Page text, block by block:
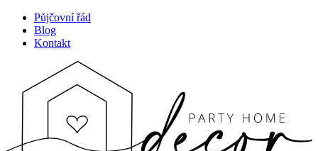
Půjčovní řád
Blog
Kontakt